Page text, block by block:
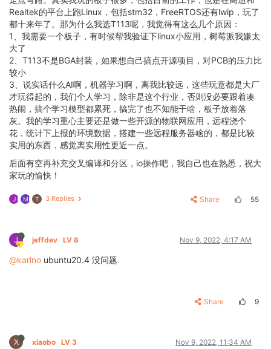
Realtek的平台上跑Linux，包括stm32，FreeRTOS还有lwip，玩了
都十来年了。那为什么我选T113呢，我觉得有这么几个原因：
1、我需要一个板子，有时候帮我验证下linux小应用，树莓派我嫌太
大了
2、T113不是BGA封装，如果想自己搞点开源项目，对PCB的压力比
较小
3、说实话什么AI啊，机器学习啊，离我比较远，这些玩意都是大厂
才玩得起的，我们个人学习，除非是这个行业，否则没必要跟着凑
热闹，搞个学习模型都累死，搞完了也不知能干啥，板子放着落
灰。我的学习重心主要还是做一些开源的物联网应用，远程浇个
花，统计下上报的环境数据，搭建一些远程服务器啥的，都是比较
实用的东西，感觉离实用性更近一点。
后面有空再补充交叉编译和分区，io操作吧，我自己也在熟悉，祝大
家玩的愉快！
J M T 3 Replies Share 55
J jeffdev LV 8 Nov 9, 2022, 4:17 AM
@karlno ubuntu20.4 没问题
Share 9
X xiaobo LV 3 Nov 9, 2022, 11:34 AM